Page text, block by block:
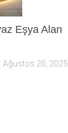
Eşya Alan
Ağustos 20, 2025